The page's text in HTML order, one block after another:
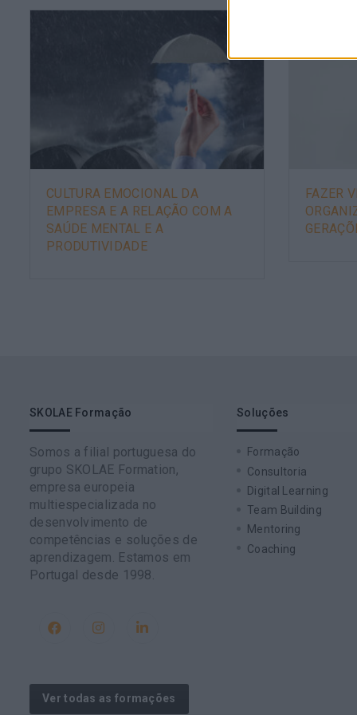
CULTURA EMOCIONAL DA
EMPRESA E A RELAÇÃO COM A
SAÚDE MENTAL E A
PRODUTIVIDADE
FAZER
SKOLAE Formação
Somos a filial portuguesa do
grupo SKOLAE Formation,
empresa europeia
multiespecializada no
desenvolvimento de
competências e soluções de
aprendizagem. Estamos em
Portugal desde 1998.
Ver todas as formações
Soluções
Formação
Consultoria
Digital Learning
Team Building
Mentoring
Coaching